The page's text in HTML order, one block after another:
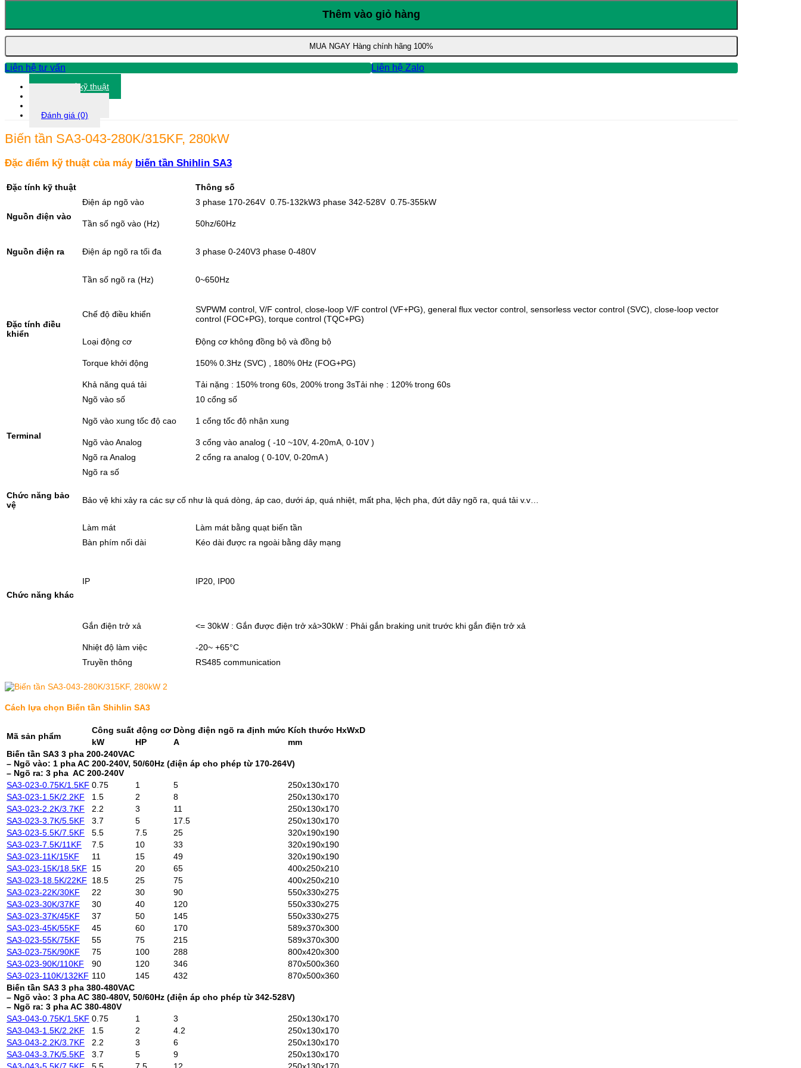
280K/315KF,
280kW
lượng
Thêm vào giỏ hàng
MUA NGAY Hàng chính hãng 100%
Liên hệ tư vấn Liên hệ Zalo
Thông số kỹ thuật
Đánh giá (0)
Biến tần SA3-043-280K/315KF, 280kW
Đặc điểm kỹ thuật của máy biến tần Shihlin SA3
Đặc tính kỹ thuật Thông số
Nguồn điện vào
Điện áp ngõ vào 3 phase 170-264V 0.75-132kW3 phase 342-528V 0.75-355kW
Tần số ngõ vào (Hz) 50hz/60Hz
Nguồn điện ra Điện áp ngõ ra tối đa 3 phase 0-240V3 phase 0-480V
Đặc tính điều
khiển
Tần số ngõ ra (Hz) 0~650Hz
Chế độ điều khiển
SVPWM control, V/F control, close-loop V/F control (VF+PG), general flux vector control, sensorless vector control (SVC), close-loop vector
control (FOC+PG), torque control (TQC+PG)
Loại động cơ Động cơ không đồng bộ và đồng bộ
Torque khởi động 150% 0.3Hz (SVC) , 180% 0Hz (FOG+PG)
Khả năng quá tải Tải nặng : 150% trong 60s, 200% trong 3sTải nhẹ : 120% trong 60s
Terminal
Ngõ vào số 10 cổng số
Ngõ vào xung tốc độ cao 1 cổng tốc độ nhận xung
Ngõ vào Analog
3 cổng vào analog ( -10 ~10V, 4-20mA, 0-10V )
Ngõ ra Analog
2 cổng ra analog ( 0-10V, 0-20mA )
Ngõ ra số
Chức năng bảo
vệ
Bảo vệ khi xảy ra các sự cố như là quá dòng, áp cao, dưới áp, quá nhiệt, mất pha, lệch pha, đứt dây ngõ ra, quá tải v.v…
Chức năng khác
Làm mát
Làm mát bằng quạt biến tần
Bàn phím nối dài
Kéo dài được ra ngoài bằng dây mạng
IP IP20, IP00
Gắn điện trở xả <= 30kW : Gắn được điện trở xả>30kW : Phải gắn braking unit trước khi gắn điện trở xả
Nhiệt độ làm việc
-20~ +65°C
Truyền thông
RS485 communication
Cách lựa chọn Biến tần Shihlin SA3
Mã sản phẩm
Công suất động cơ Dòng điện ngõ ra định mức Kích thước HxWxD
kW
HP A
mm
Biến tần SA3 3 pha 200-240VAC
– Ngõ vào: 1 pha AC 200-240V, 50/60Hz (điện áp cho phép từ 170-264V)
– Ngõ ra: 3 pha AC 200-240V
SA3-023-0.75K/1.5KF 0.75 1 5
250x130x170
SA3-023-1.5K/2.2KF
1.5 2 8
250x130x170
SA3-023-2.2K/3.7KF
2.2 3 11
250x130x170
SA3-023-3.7K/5.5KF
3.7 5 17.5
250x130x170
SA3-023-5.5K/7.5KF
5.5 7.5 25
320x190x190
SA3-023-7.5K/11KF
7.5 10 33
320x190x190
SA3-023-11K/15KF
11 15 49
320x190x190
SA3-023-15K/18.5KF
15 20 65
400x250x210
SA3-023-18.5K/22KF
18.5 25 75
400x250x210
SA3-023-22K/30KF
22 30 90
550x330x275
SA3-023-30K/37KF
30 40 120
550x330x275
SA3-023-37K/45KF
37 50 145
550x330x275
SA3-023-45K/55KF
45 60 170
589x370x300
SA3-023-55K/75KF
55 75 215
589x370x300
SA3-023-75K/90KF
75 100 288
800x420x300
SA3-023-90K/110KF
90 120 346
870x500x360
SA3-023-110K/132KF 110 145 432
870x500x360
Biến tần SA3 3 pha 380-480VAC
– Ngõ vào: 3 pha AC 380-480V, 50/60Hz (điện áp cho phép từ 342-528V)
– Ngõ ra: 3 pha AC 380-480V
SA3-043-0.75K/1.5KF 0.75 1 3
250x130x170
SA3-043-1.5K/2.2KF
1.5 2 4.2
250x130x170
SA3-043-2.2K/3.7KF
2.2 3 6
250x130x170
SA3-043-3.7K/5.5KF
3.7 5 9
250x130x170